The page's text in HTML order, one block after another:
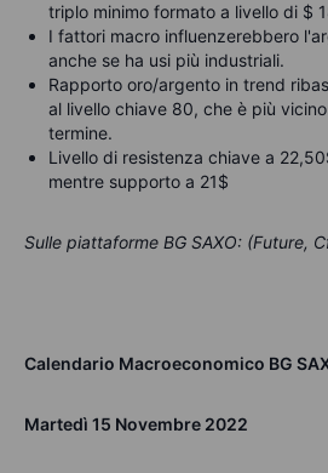
triplo minimo formato a livello di $
I fattori macro influenzerebbero
anche se ha usi più industriali.
Rapporto oro/argento in trend
al livello chiave 80, che è più
termine.
Livello di resistenza chiave a
mentre supporto a 21$
Sulle piattaforme BG SAXO: (Future,
Calendario Macroeconomico BG
Martedì 15 Novembre 2022